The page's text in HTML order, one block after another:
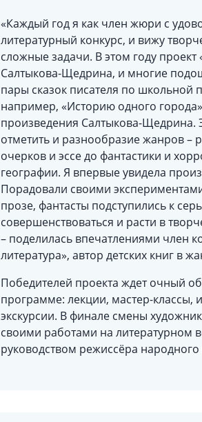
«Каждый год я как член жюри с
литературный конкурс, и вижу
сложные задачи. В этом году
Салтыкова-Щедрина, и многие
пары сказок писателя по
например, «Историю одного
произведения Салтыкова-Щедрина.
отметить и разнообразие жанров –
очерков и эссе до фантастики и
географии. Я впервые увидела
Порадовали своими
прозе, фантасты подступились к
совершенствоваться и расти в
– поделилась впечатлениями член
литература», автор детских книг в
Победителей проекта ждет очный
программе: лекции, мастер-классы,
экскурсии. В финале смены
своими работами на литературном
руководством режиссёра